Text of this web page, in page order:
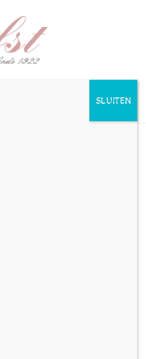
SLUITEN